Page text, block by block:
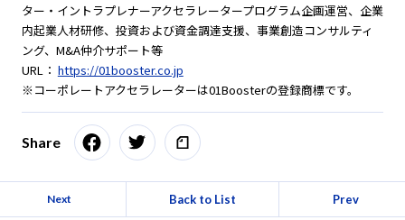
ター・イントラプレナーアクセラレータープログラム企画運営、企業
内起業人材研修、投資および資金調達支援、事業創造コンサルティ
ング、M&A仲介サポート等
URL： https://01booster.co.jp
※コーポレートアクセラレーターは01Boosterの登録商標です。
Share
Next Back to List Prev